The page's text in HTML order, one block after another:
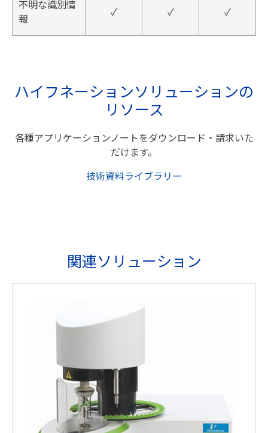
不明な識別情
報
✓ ✓ ✓
ハイフネーションソリューションの
リソース
各種アプリケーションノートをダウンロード・請求いた
だけます。
技術資料ライブラリー
関連ソリューション